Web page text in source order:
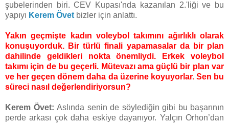
şubelerinden biri. CEV Kupası'nda kazanılan 2.'liği ve bu
yapıyı Kerem Övet bizler için anlattı.
Yakın geçmişte kadın voleybol takımını ağırlıklı olarak
konuşuyorduk. Bir türlü finali yapamasalar da bir plan
dahilinde geldikleri nokta önemliydi. Erkek voleybol
takımı için de bu geçerli. Mütevazı ama güçlü bir plan var
ve her geçen dönem daha da üzerine koyuyorlar. Sen bu
süreci nasıl değerlendiriyorsun?
Kerem Övet: Aslında senin de söylediğin gibi bu başarının
perde arkası çok daha eskiye dayanıyor. Yalçın Orhon’dan